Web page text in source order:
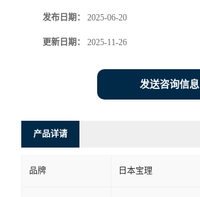
发布日期： 2025-06-20
更新日期： 2025-11-26
发送咨询信息
产品详请
品牌 日本宝理